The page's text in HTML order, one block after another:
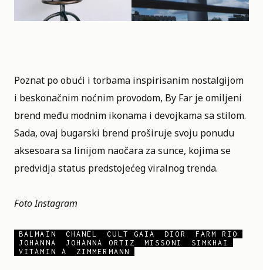
Poznat po obući i torbama inspirisanim nostalgijom
i beskonačnim noćnim provodom, By Far je omiljeni
brend među modnim ikonama i devojkama sa stilom.
Sada, ovaj bugarski brend proširuje svoju ponudu
aksesoara sa linijom naočara za sunce, kojima se
predvidja status predstojećeg viralnog trenda.
Foto Instagram
BALMAIN CHANEL CULT GAIA DIOR
FARM RIO
JOHANNA
JOHANNA ORTIZ MISSONI
SIMKHAI
VITAMIN A
ZIMMERMANN